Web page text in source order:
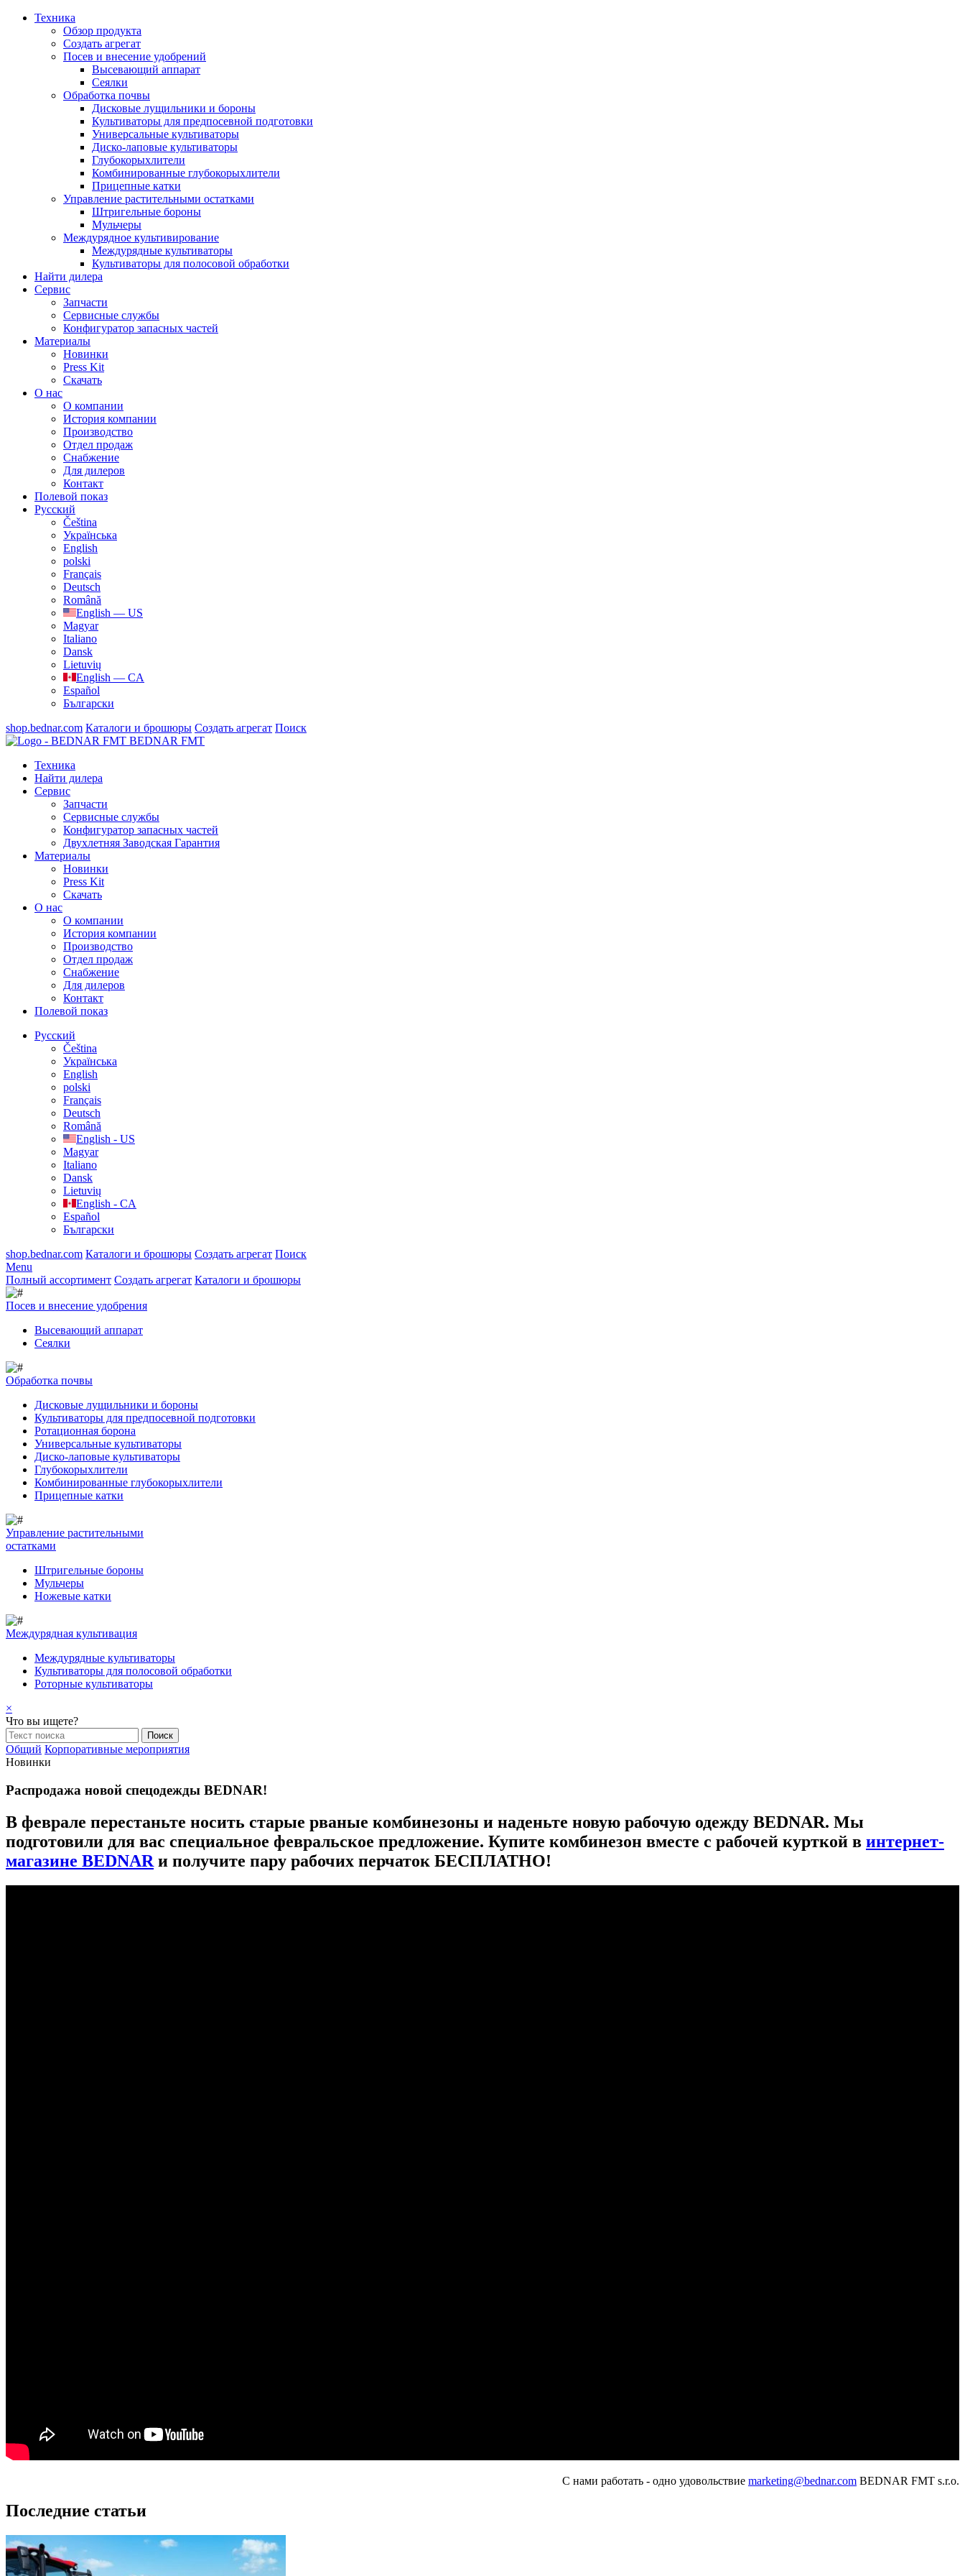
Техника
Обзор продукта
Создать агрегат
Посев и внесение удобрений
Высевающий аппарат
Сеялки
Oбработка почвы
Дисковые лущильники и бороны
Культиваторы для предпосевной подготовки
Универсальные культиваторы
Диско-лаповые культиваторы
Глубокорыхлители
Комбинированные глубокорыхлители
Прицепные катки
Управление растительными остатками
Штригельные бороны
Мульчеры
Междурядное культивирование
Междурядные культиваторы
Культиваторы для полосовой обработки
Найти дилера
Сервис
Запчасти
Сервисные службы
Конфигуратор запасных частей
Материалы
Новинки
Press Kit
Скачать
О нас
О компании
История компании
Производство
Отдел продаж
Cнабжение
Для дилеров
Контакт
Полевой показ
Русский
Čeština
Українська
English
polski
Français
Deutsch
Română
English — US
Magyar
Italiano
Dansk
Lietuvių
English — CA
Español
Български
shop.bednar.com Каталоги и брошюры Создать агрегат Поиск
BEDNAR FMT
Техника
Найти дилера
Сервис
Запчасти
Сервисные службы
Конфигуратор запасных частей
Двухлетняя Заводская Гарантия
Материалы
Новинки
Press Kit
Скачать
О нас
О компании
История компании
Производство
Отдел продаж
Cнабжение
Для дилеров
Контакт
Полевой показ
Русский
Čeština
Українська
English
polski
Français
Deutsch
Română
English - US
Magyar
Italiano
Dansk
Lietuvių
English - CA
Español
Български
shop.bednar.com Каталоги и брошюры Создать агрегат Поиск
Menu
Полный ассортимент Создать агрегат Каталоги и брошюры
Посев и внесение удобрения
Высевающий аппарат
Сеялки
Обработка почвы
Дисковые лущильники и бороны
Культиваторы для предпосевной подготовки
Ротационная борона
Универсальные культиваторы
Диско-лаповые культиваторы
Глубокорыхлители
Комбинированные глубокорыхлители
Прицепные катки
Управление растительными
остатками
Штригельные бороны
Мульчеры
Ножевые катки
Междурядная культивация
Междурядные культиваторы
Культиваторы для полосовой обработки
Роторные культиваторы
×
Что вы ищете?
Общий Корпоративные мероприятия
Новинки
Распродажа новой спецодежды BEDNAR!
В феврале перестаньте носить старые рваные комбинезоны и наденьте новую рабочую одежду BEDNAR. Мы
подготовили для вас специальное февральское предложение. Купите комбинезон вместе с рабочей курткой в интернет-
магазине BEDNAR и получите пару рабочих перчаток БЕСПЛАТНО!
С нами работать - одно удовольствие marketing@bednar.com BEDNAR FMT s.r.o.
Последние статьи